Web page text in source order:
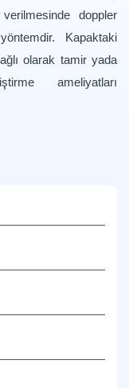
verilmesinde doppler
Kapaktaki
olarak tamir yada
ameliyatları